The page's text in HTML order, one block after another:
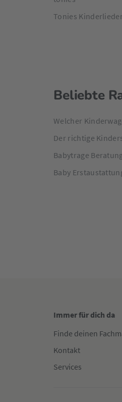
Tonies Kinderlieder
Beliebte
Welcher
Der richtige
Babytrage
Baby
Immer für dich da
Finde deinen
Kontakt
Services